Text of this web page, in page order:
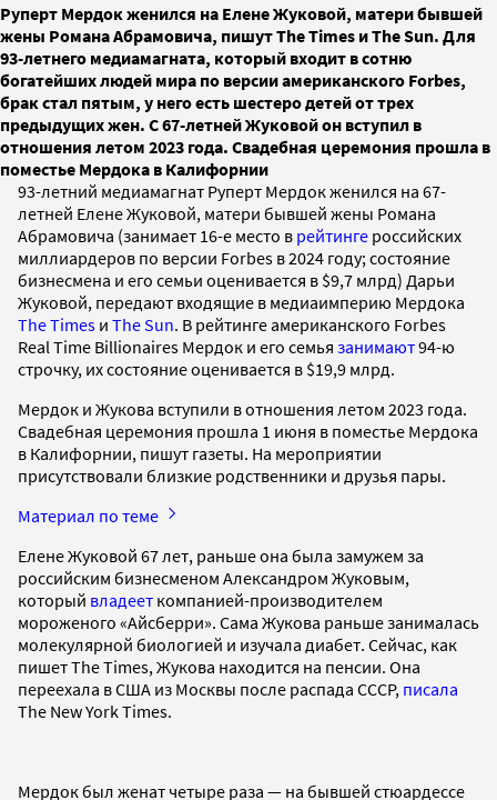
Руперт Мердок женился на Елене Жуковой, матери бывшей
жены Романа Абрамовича, пишут The Times и The Sun. Для
93-летнего медиамагната, который входит в сотню
богатейших людей мира по версии американского Forbes,
брак стал пятым, у него есть шестеро детей от трех
предыдущих жен. С 67-летней Жуковой он вступил в
отношения летом 2023 года. Свадебная церемония прошла в
поместье Мердока в Калифорнии
93-летний медиамагнат Руперт Мердок женился на 67-
летней Елене Жуковой, матери бывшей жены Романа
Абрамовича (занимает 16-е место в рейтинге российских
миллиардеров по версии Forbes в 2024 году; состояние
бизнесмена и его семьи оценивается в $9,7 млрд) Дарьи
Жуковой, передают входящие в медиаимперию Мердока
The Times и The Sun. В рейтинге американского Forbes
Real Time Billionaires Мердок и его семья занимают94-ю
строчку, их состояние оценивается в $19,9 млрд.
Мердок и Жукова вступили в отношения летом 2023 года.
Свадебная церемония прошла 1 июня в поместье Мердока
в Калифорнии, пишут газеты. На мероприятии
присутствовали близкие родственники и друзья пары.
Материал по теме
Елене Жуковой 67 лет, раньше она была замужем за
российским бизнесменом Александром Жуковым,
который владеет компанией-производителем
мороженого «Айсберри». Сама Жукова раньше занималась
молекулярной биологией и изучала диабет. Сейчас, как
пишет The Times, Жукова находится на пенсии. Она
переехала в США из Москвы после распада СССР, писала
The New York Times.
Мердок был женат четыре раза — на бывшей стюардессе